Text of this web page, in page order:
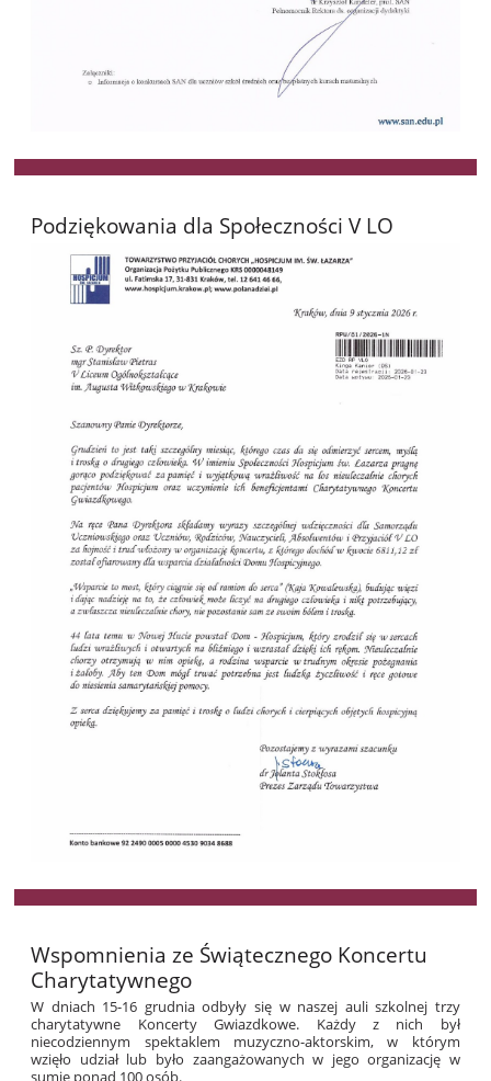
Podziękowania dla Społeczności V LO
Wspomnienia ze Świątecznego Koncertu
Charytatywnego
W dniach 15-16 grudnia odbyły się w naszej auli szkolnej trzy
charytatywne Koncerty Gwiazdkowe. Każdy z nich był
niecodziennym spektaklem muzyczno-aktorskim, w którym
wzięło udział lub było zaangażowanych w jego organizację w
sumie ponad 100 osób.